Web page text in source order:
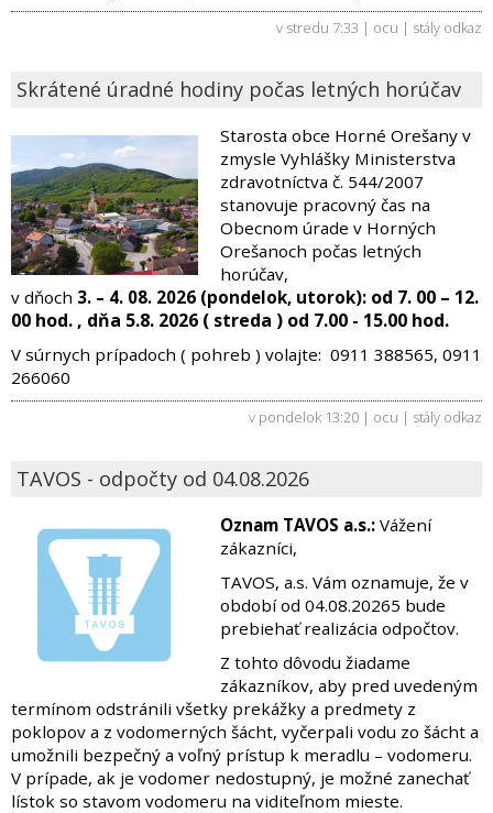
v stredu 7:33 | ocu | stály odkaz
Skrátené úradné hodiny počas letných horúčav
Starosta obce Horné Orešany v
zmysle Vyhlášky Ministerstva
zdravotníctva č. 544/2007
stanovuje pracovný čas na
Obecnom úrade v Horných
Orešanoch počas letných
horúčav,
v dňoch 3. – 4. 08. 2026 (pondelok, utorok): od 7. 00 – 12.
00 hod. , dňa 5.8. 2026 ( streda ) od 7.00 - 15.00 hod.
V súrnych prípadoch ( pohreb ) volajte: 0911 388565, 0911
266060
v pondelok 13:20 | ocu | stály odkaz
TAVOS - odpočty od 04.08.2026
Oznam TAVOS a.s.: Vážení
zákazníci,
TAVOS, a.s. Vám oznamuje, že v
období od 04.08.20265 bude
prebiehať realizácia odpočtov.
Z tohto dôvodu žiadame
zákazníkov, aby pred uvedeným
termínom odstránili všetky prekážky a predmety z
poklopov a z vodomerných šácht, vyčerpali vodu zo šácht a
umožnili bezpečný a voľný prístup k meradlu – vodomeru.
V prípade, ak je vodomer nedostupný, je možné zanechať
lístok so stavom vodomeru na viditeľnom mieste.